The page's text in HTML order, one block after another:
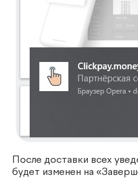
После доставки всех
будет изменен на